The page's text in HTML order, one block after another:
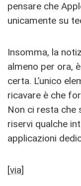
pensare che
unicamente su
Insomma, la
almeno per ora,
certa. L’unico
ricavare è che
Non ci resta che
riservi qualche
applicazioni
[via]